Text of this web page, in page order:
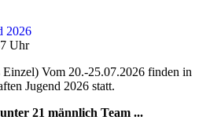
2026
Uhr
Vom 20.-25.07.2026 finden in
Jugend 2026 statt.
21 männlich Team ...